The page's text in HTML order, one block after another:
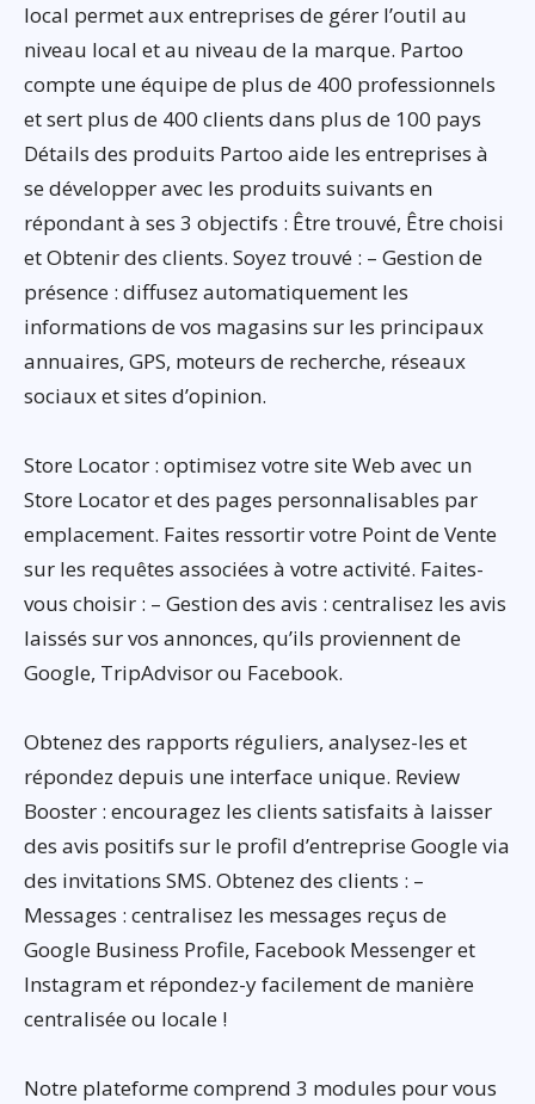
local permet aux entreprises de gérer l’outil au
niveau local et au niveau de la marque. Partoo
compte une équipe de plus de 400 professionnels
et sert plus de 400 clients dans plus de 100 pays
Détails des produits Partoo aide les entreprises à
se développer avec les produits suivants en
répondant à ses 3 objectifs : Être trouvé, Être choisi
et Obtenir des clients. Soyez trouvé : – Gestion de
présence : diffusez automatiquement les
informations de vos magasins sur les principaux
annuaires, GPS, moteurs de recherche, réseaux
sociaux et sites d’opinion.
Store Locator : optimisez votre site Web avec un
Store Locator et des pages personnalisables par
emplacement. Faites ressortir votre Point de Vente
sur les requêtes associées à votre activité. Faites-
vous choisir : – Gestion des avis : centralisez les avis
laissés sur vos annonces, qu’ils proviennent de
Google, TripAdvisor ou Facebook.
Obtenez des rapports réguliers, analysez-les et
répondez depuis une interface unique. Review
Booster : encouragez les clients satisfaits à laisser
des avis positifs sur le profil d’entreprise Google via
des invitations SMS. Obtenez des clients : –
Messages : centralisez les messages reçus de
Google Business Profile, Facebook Messenger et
Instagram et répondez-y facilement de manière
centralisée ou locale !
Notre plateforme comprend 3 modules pour vous